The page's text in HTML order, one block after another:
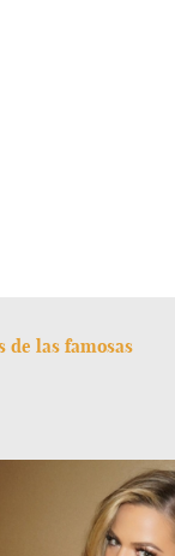
de las famosas